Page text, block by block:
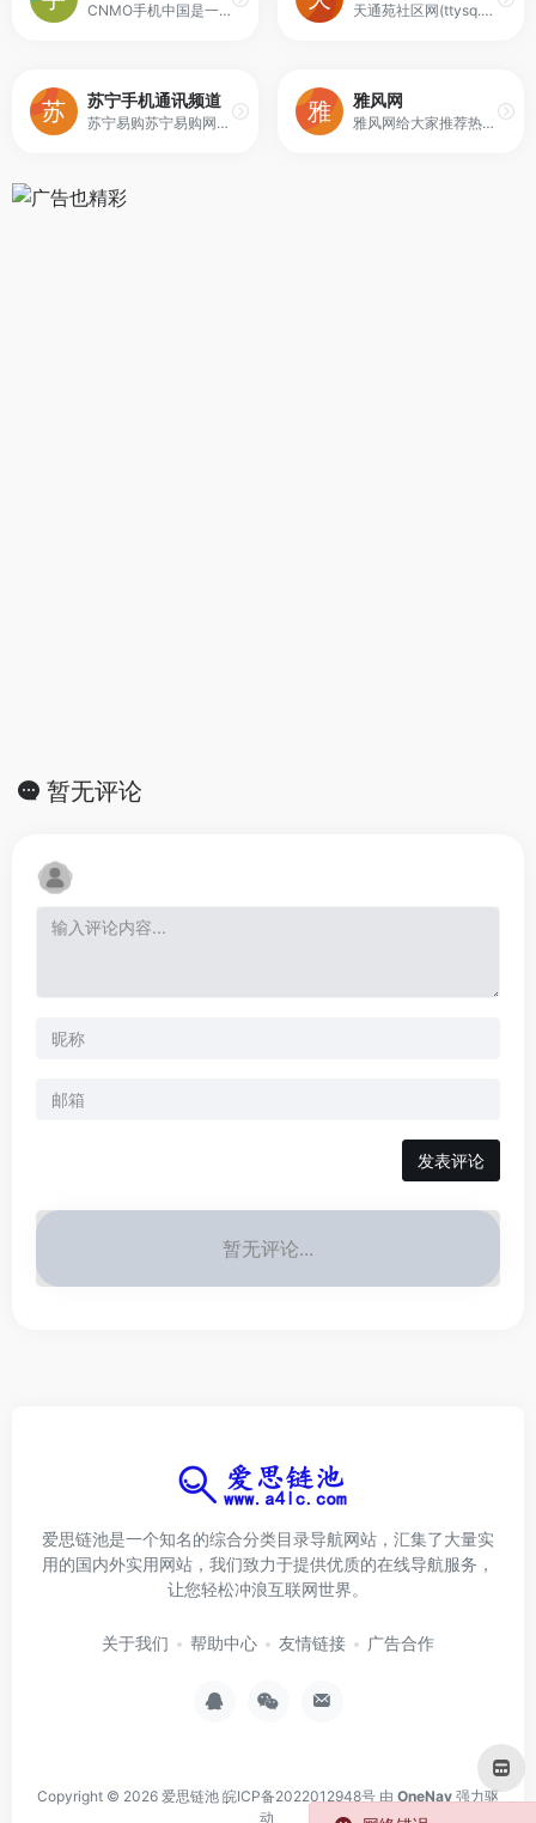
CNMO手机中国是一个实现了专业、时尚、品位并重的新兴手机媒体。相对于传统手机媒体不同之处在于，手机中国不仅提供指导消费、倡导应用，同时还在引领着手机的时尚与品位。在专业端，手机中国提供售前指导，包括价格、选购、评测试用、新品消息等，同时还在时尚与品味端，提供全方位的服务。 天通苑社区网(ttysq.com)建于2003年,是北京天通苑官方社区论坛,是规模大、分类全的便民生活网,提供二手交易、商城、黄页、团购、物业等服务。
苏宁手机通讯频道
苏宁易购苏宁易购网上商城（Suning.com）苏宁手机通讯频道，提供各类正品行货智能手机、新品手机、手机推荐、手机最新报价、促销、测评、图片、价格行情、评价咨询等购物信息，更多更全手机品牌，尽在苏宁易购手机频道。
雅风网
雅风网给大家推荐热门的社会百科，财经新闻、实时新闻、娱乐新闻、汽车、美食、军事、体育、星座、科技、生等新闻资讯信息，让你在线了解到最新的排行信息
暂无评论
发表评论
暂无评论...
爱思链池是一个知名的综合分类目录导航网站，汇集了大量实
用的国内外实用网站，我们致力于提供优质的在线导航服务，
让您轻松冲浪互联网世界。
关于我们 帮助中心 友情链接 广告合作
Copyright © 2026 爱思链池 皖ICP备2022012948号 由 OneNav 强力驱
动